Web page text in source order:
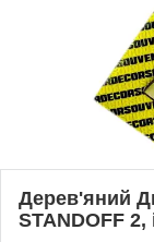
Дерев'яний
STANDOFF 2,